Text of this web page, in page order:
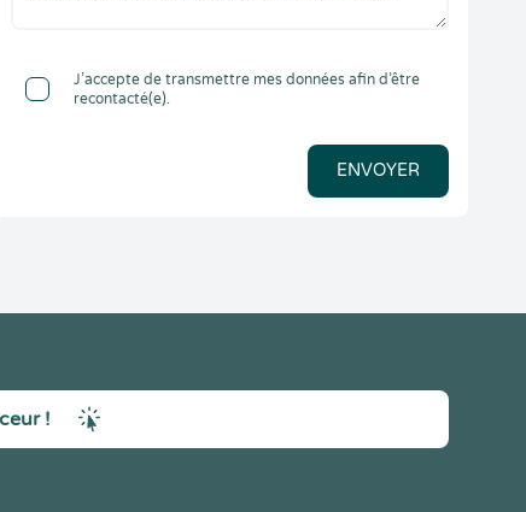
J’accepte de transmettre mes données afin d’être
recontacté(e).
ENVOYER
!